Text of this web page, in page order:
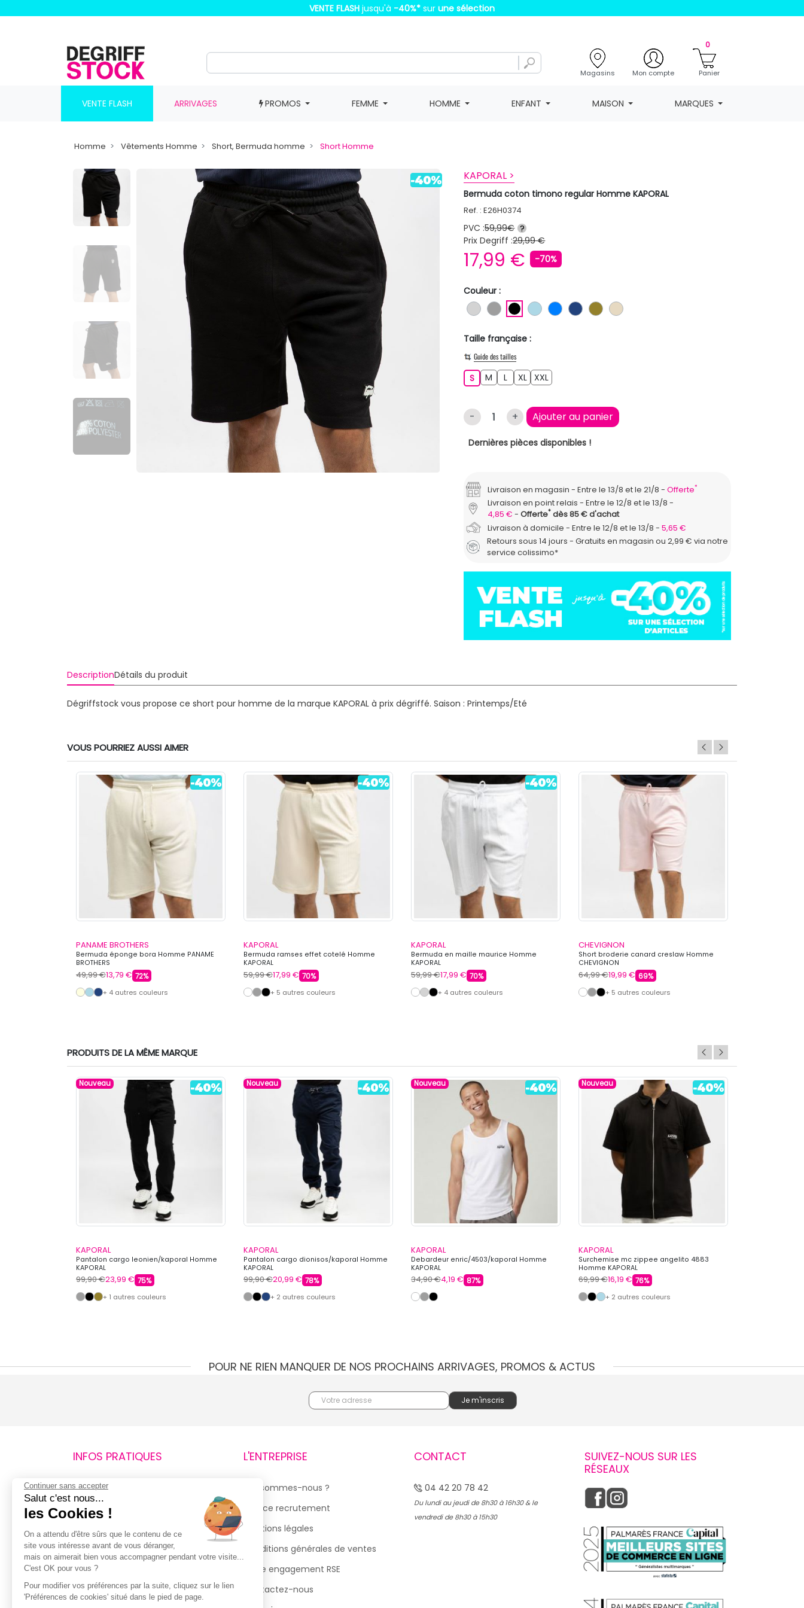
VENTE FLASH jusqu'à -40%* sur une sélection
Magasins Mon compte
0
Panier
VENTE FLASH ARRIVAGES PROMOS FEMME HOMME ENFANT MAISON MARQUES
Homme Vêtements Homme Short, Bermuda homme Short Homme
KAPORAL >
Bermuda coton timono regular Homme KAPORAL
Ref. : E26H0374
PVC :59,99€ ?
Prix Degriff :29,99 €
17,99 € -70%
Couleur :
GRIS CLAIR
GRIS NOIRBLEU CLAIR
BLEUBLEU FONCE
KAKIBEIGE
Taille française :
Guide des tailles
SS M LL XLXLXXLXXL
- + Ajouter au panier
Dernières pièces disponibles !
Livraison en magasin Entre le 13/8 et le 21/8 Offerte*
Livraison en point relais
Entre le 12/8 et le 13/8
4,85 €
Offerte*dès 85 € d'achat
Livraison à domicile
Entre le 12/8 et le 13/8
5,65 €
Retours sous 14 jours - Gratuits en magasin ou 2,99 € via notre
service colissimo*
DescriptionDétails du produit
Dégriffstock vous propose ce short pour homme de la marque KAPORAL à prix dégriffé. Saison : Printemps/Eté
VOUS POURRIEZ AUSSI AIMER
PANAME BROTHERS
Bermuda éponge bora Homme PANAME
BROTHERS
49,99 €13,79 € 72%
+ 4 autres couleurs
KAPORAL
Bermuda ramses effet cotelé Homme
KAPORAL
59,99 €17,99 € 70%
+ 5 autres couleurs
KAPORAL
Bermuda en maille maurice Homme
KAPORAL
59,99 €17,99 € 70%
+ 4 autres couleurs
CHEVIGNON
Short broderie canard creslaw Homme
CHEVIGNON
64,99 €19,99 € 69%
+ 5 autres couleurs
PRODUITS DE LA MÊME MARQUE
Nouveau
KAPORAL
Pantalon cargo leonien/kaporal Homme
KAPORAL
99,90 €23,99 € 75%
+ 1 autres couleurs
Nouveau
KAPORAL
Pantalon cargo dionisos/kaporal Homme
KAPORAL
99,90 €20,99 € 78%
+ 2 autres couleurs
Nouveau
KAPORAL
Debardeur enric/4503/kaporal Homme
KAPORAL
34,90 €4,19 € 87%
Nouveau
KAPORAL
Surchemise mc zippee angelito 4883
Homme KAPORAL
69,99 €16,19 € 76%
+ 2 autres couleurs
POUR NE RIEN MANQUER DE NOS PROCHAINS ARRIVAGES, PROMOS & ACTUS
INFOS PRATIQUES
Retours et remboursements
Suivi de commande
Livraisons
Guide des tailles
Politique de confidentialité
Conditions générales d’utilisation
de la Carte de Fidélité
L'ENTREPRISE
Qui sommes-nous ?
Espace recrutement
Mentions légales
Conditions générales de ventes
Notre engagement RSE
Contactez-nous
CONTACT
04 42 20 78 42
Du lundi au jeudi de 8h30 à 16h30 & le
vendredi de 8h30 à 15h30
SUIVEZ-NOUS SUR LES
RÉSEAUX
Continuer sans accepter
Salut c'est nous...
les Cookies !
On a attendu d'être sûrs que le contenu de ce
site vous intéresse avant de vous déranger,
mais on aimerait bien vous accompagner pendant votre visite...
C'est OK pour vous ?
Pour modifier vos préférences par la suite, cliquez sur le lien
'Préférences de cookies' situé dans le pied de page.